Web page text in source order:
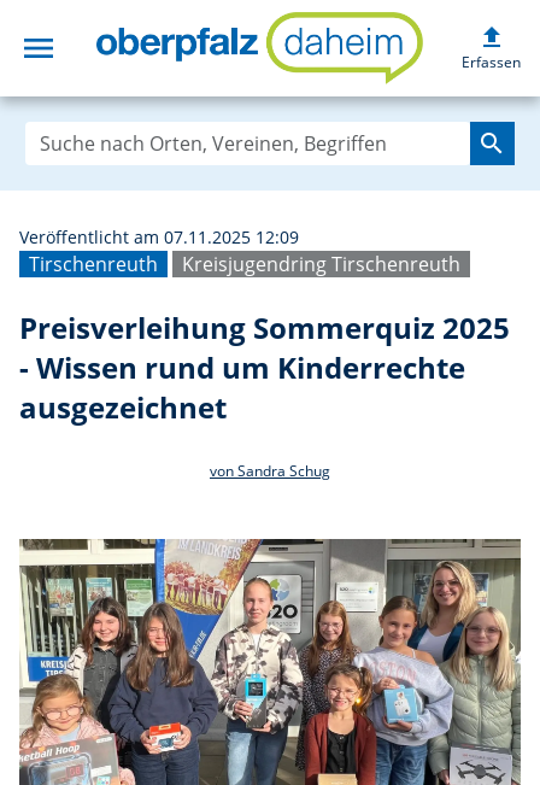
menu Preisverleihung
upload
Erfassen
search
Tirschenreuth Kreisjugendring Tirschenreuth
Veröffentlicht am 07.11.2025 12:09
Preisverleihung Sommerquiz 2025
- Wissen rund um Kinderrechte
ausgezeichnet
von Sandra Schug